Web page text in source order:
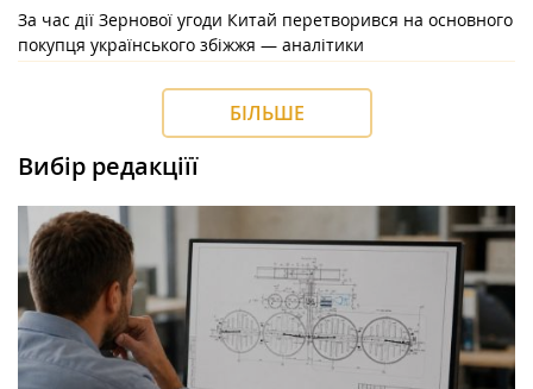
За час дії Зернової угоди Китай перетворився на основного
покупця українського збіжжя — аналітики
БІЛЬШЕ
Вибір редакціїї